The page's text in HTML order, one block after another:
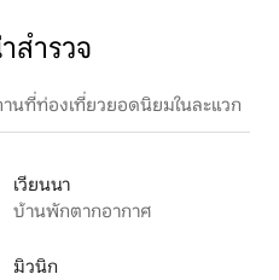
สำรวจ
านที่ท่องเที่ยวยอดนิยมในละแวก
เวียนนา
บ้านพักตากอากาศ
มิวนิก